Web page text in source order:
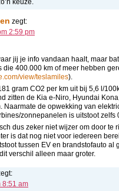
zegt:
2:59 pm
jij je info vandaan haalt, maar
die 400.000 km of meer hebben
view/teslamiles).
gram CO2 per km uit bij 5,6 l/
zitten de Kia e-Niro, Hyundai
Naarmate de opwekking van
zonnepanelen is uitstoot zelfs
dus zeker niet wijzer om door
is dat nog niet voor iedereen
tussen EV en brandstofauto
verschil alleen maar groter.
8:51 am